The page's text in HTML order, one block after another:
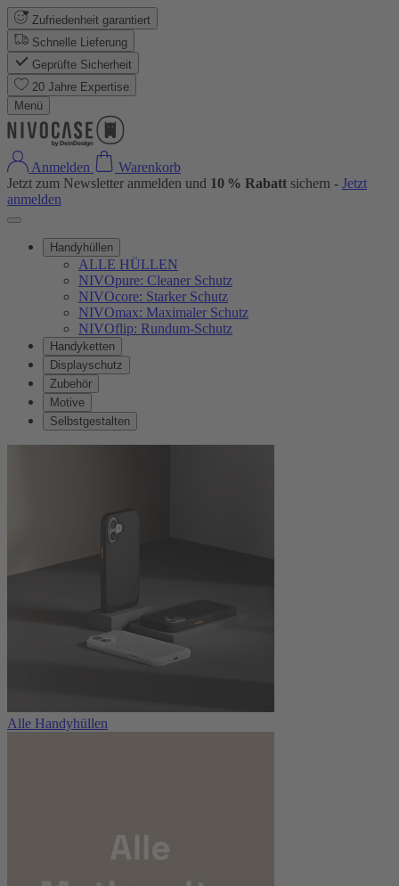
Zufriedenheit garantiert
Schnelle Lieferung
Geprüfte Sicherheit
20 Jahre Expertise
Menü
Anmelden
Warenkorb
Jetzt zum Newsletter anmelden und 10 % Rabatt sichern - Jetzt
anmelden
Handyhüllen
ALLE HÜLLEN
NIVOpure: Cleaner Schutz
NIVOcore: Starker Schutz
NIVOmax: Maximaler Schutz
NIVOflip: Rundum-Schutz
Handyketten
Displayschutz
Zubehör
Motive
Selbstgestalten
Alle Handyhüllen